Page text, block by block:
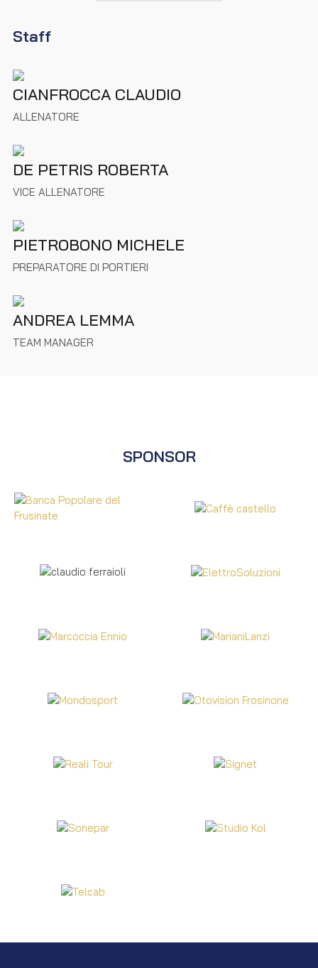
Staff
CIANFROCCA CLAUDIO
ALLENATORE
DE PETRIS ROBERTA
VICE ALLENATORE
PIETROBONO MICHELE
PREPARATORE DI PORTIERI
ANDREA LEMMA
TEAM MANAGER
SPONSOR